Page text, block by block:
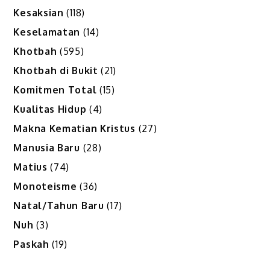
Kesaksian (118)
Keselamatan (14)
Khotbah (595)
Khotbah di Bukit (21)
Komitmen Total (15)
Kualitas Hidup (4)
Makna Kematian Kristus (27)
Manusia Baru (28)
Matius (74)
Monoteisme (36)
Natal/Tahun Baru (17)
Nuh (3)
Paskah (19)